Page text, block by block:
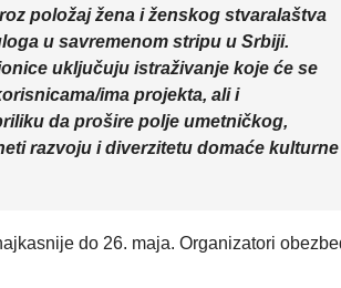
položaj žena i ženskog stvaralaštva
u savremenom stripu u Srbiji.
uključuju istraživanje koje će se
ima projekta, ali i
da prošire polje umetničkog,
razvoju i diverzitetu domaće kulturne
do 26. maja. Organizatori